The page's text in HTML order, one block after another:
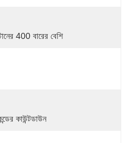
400 বারের বেশি
কাউন্টডাউন